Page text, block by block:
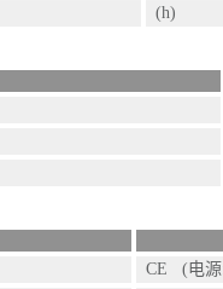
(h)
CE (电源